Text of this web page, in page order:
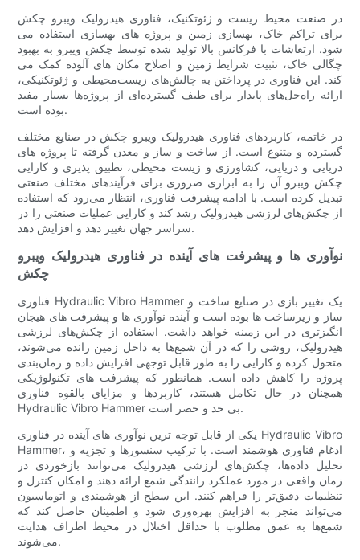
در صنعت محیط زیست و ژئوتکنیک، فناوری هیدرولیک ویبرو چکش
برای تراکم خاک، بهسازی زمین و پروژه های بهسازی استفاده می
شود. ارتعاشات با فرکانس بالا تولید شده توسط چکش ویبرو به بهبود
چگالی خاک، تثبیت شرایط زمین و اصلاح مکان های آلوده کمک می
کند. این فناوری در پرداختن به چالش‌های زیست‌محیطی و ژئوتکنیکی،
ارائه راه‌حل‌های پایدار برای طیف گسترده‌ای از پروژه‌ها بسیار مفید
بوده است.
در خاتمه، کاربردهای فناوری هیدرولیک ویبرو چکش در صنایع مختلف
گسترده و متنوع است. از ساخت و ساز و معدن گرفته تا پروژه های
دریایی و دریایی، کشاورزی و زیست محیطی، تطبیق پذیری و کارایی
چکش ویبرو آن را به ابزاری ضروری برای فرآیندهای مختلف صنعتی
تبدیل کرده است. با ادامه پیشرفت فناوری، انتظار می‌رود که استفاده
از چکش‌های لرزشی هیدرولیک رشد کند و کارایی عملیات صنعتی را در
سراسر جهان تغییر دهد و افزایش دهد.
نوآوری ها و پیشرفت های آینده در فناوری هیدرولیک ویبرو
چکش
فناوری Hydraulic Vibro Hammer یک تغییر بازی در صنایع ساخت و
ساز و زیرساخت ها بوده است و آینده نوآوری ها و پیشرفت های هیجان
انگیزتری در این زمینه خواهد داشت. استفاده از چکش‌های لرزشی
هیدرولیک، روشی را که در آن شمع‌ها به داخل زمین رانده می‌شوند،
متحول کرده و کارایی را به طور قابل توجهی افزایش داده و زمان‌بندی
پروژه را کاهش داده است. همانطور که پیشرفت های تکنولوژیکی
همچنان در حال تکامل هستند، کاربردها و مزایای بالقوه فناوری
Hydraulic Vibro Hammer بی حد و حصر است.
یکی از قابل توجه ترین نوآوری های آینده در فناوری Hydraulic Vibro
Hammer، ادغام فناوری هوشمند است. با ترکیب سنسورها و تجزیه و
تحلیل داده‌ها، چکش‌های لرزشی هیدرولیک می‌توانند بازخوردی در
زمان واقعی در مورد عملکرد رانندگی شمع ارائه دهند و امکان کنترل و
تنظیمات دقیق‌تر را فراهم کنند. این سطح از هوشمندی و اتوماسیون
می‌تواند منجر به افزایش بهره‌وری شود و اطمینان حاصل کند که
شمع‌ها به عمق مطلوب با حداقل اختلال در محیط اطراف هدایت
می‌شوند.